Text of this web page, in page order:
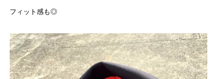
フィット感も◎